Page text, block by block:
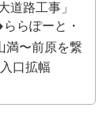
道路工事」
らぽーと・
満〜前原を繋
口拡幅